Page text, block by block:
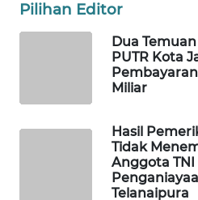
Pilihan Editor
Dua
PUTR Kota
Miliar
Hasil
Tidak
Anggota
Telanaipura
WAHANA